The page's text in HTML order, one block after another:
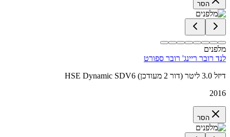
הסר
מלפנים
לנד רובר ריינג' רובר ספורט
HSE Dynamic SDV6 דיזל 3.0 ליטר (דור 2 מעודכן)
2016
הסר